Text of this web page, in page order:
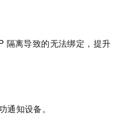
隔离导致的无法绑定，提升
通知设备。